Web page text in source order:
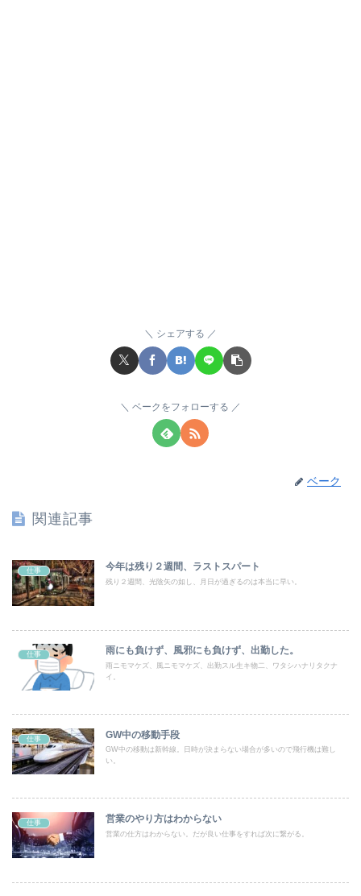
シェアする
ベークをフォローする
ベーク
関連記事
仕事 今年は残り２週間、ラストスパート
残り２週間、光陰矢の如し、月日が過ぎるのは本当に早い。
仕事 雨にも負けず、風邪にも負けず、出勤した。
雨ニモマケズ、風ニモマケズ、出勤スル生キ物二、ワタシハナリタクナ
イ。
仕事 GW中の移動手段
GW中の移動は新幹線。日時が決まらない場合が多いので飛行機は難し
い。
仕事 営業のやり方はわからない
営業の仕方はわからない。だが良い仕事をすれば次に繋がる。